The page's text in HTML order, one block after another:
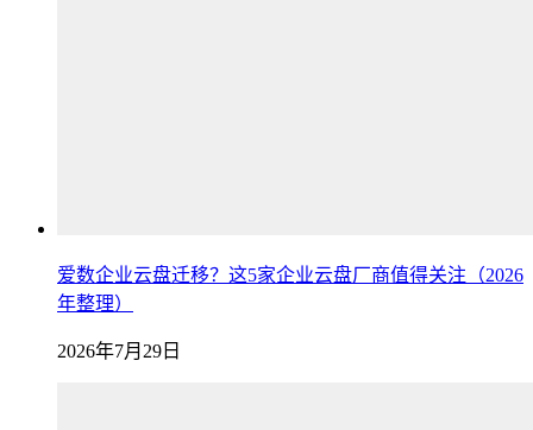
爱数企业云盘迁移？这5家企业云盘厂商值得关注（2026
年整理）
2026年7月29日